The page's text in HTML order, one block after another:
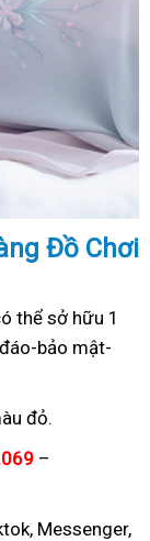
Đồ Chơi
thể sở hữu 1
bảo mật-
đỏ.
–
Messenger,